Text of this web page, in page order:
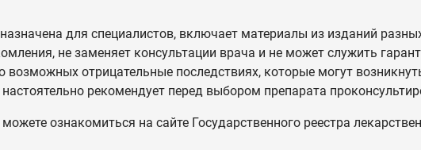
для специалистов, включает материалы из изданий
не заменяет консультации врача и не может служить
отрицательные последствиях, которые могут
рекомендует перед выбором препарата
ознакомиться на сайте Государственного реестра